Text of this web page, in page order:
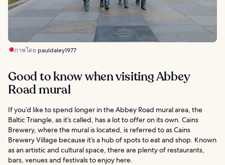
ภาพโดย pauldaley1977
Good to know when visiting Abbey
Road mural
If you’d like to spend longer in the Abbey Road mural area, the
Baltic Triangle, as it’s called, has a lot to offer on its own. Cains
Brewery, where the mural is located, is referred to as Cains
Brewery Village because it’s a hub of spots to eat and shop. Known
as an artistic and cultural space, there are plenty of restaurants,
bars, venues and festivals to enjoy here.